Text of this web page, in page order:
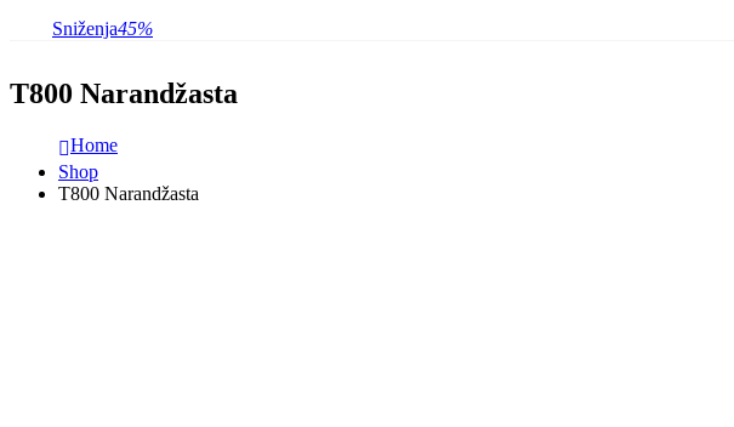
Sniženja45%
T800 Narandžasta
Home
Shop
T800 Narandžasta